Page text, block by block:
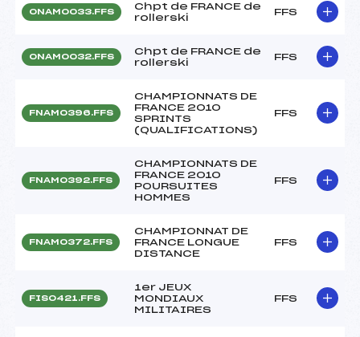
ONAM0033.FFS
Chpt de FRANCE de
rollerski
FFS
ONAM0032.FFS
Chpt de FRANCE de
rollerski
FFS
FNAM0396.FFS
CHAMPIONNATS DE
FRANCE 2010
SPRINTS
(QUALIFICATIONS)
FFS
FNAM0392.FFS
CHAMPIONNATS DE
FRANCE 2010
POURSUITES
HOMMES
FFS
FNAM0372.FFS
CHAMPIONNAT DE
FRANCE LONGUE
DISTANCE
FFS
FIS0421.FFS
1er JEUX
MONDIAUX
MILITAIRES
FFS